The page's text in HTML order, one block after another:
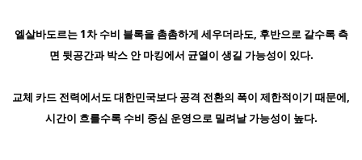
엘살바도르는 1차 수비 블록을 촘촘하게 세우더라도, 후반으로 갈수록 측
면 뒷공간과 박스 안 마킹에서 균열이 생길 가능성이 있다.
교체 카드 전력에서도 대한민국보다 공격 전환의 폭이 제한적이기 때문에,
시간이 흐를수록 수비 중심 운영으로 밀려날 가능성이 높다.